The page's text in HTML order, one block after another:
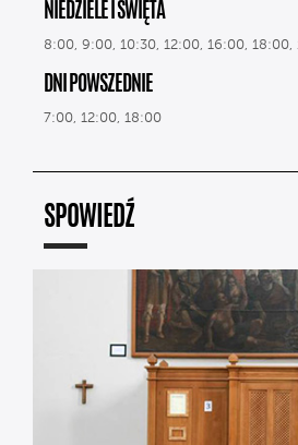
NIEDZIELE I ŚWIĘTA
8:00, 9:00, 10:30, 12:00, 16:00, 18:00,
DNI POWSZEDNIE
7:00, 12:00, 18:00
SPOWIEDŹ